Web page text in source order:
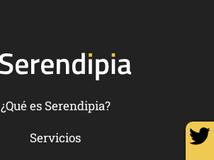
¿Qué es Serendipia?
Servicios